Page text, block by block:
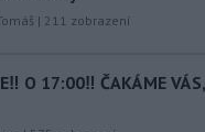
| 211 zobrazení
O 17:00‼️ ČAKÁME